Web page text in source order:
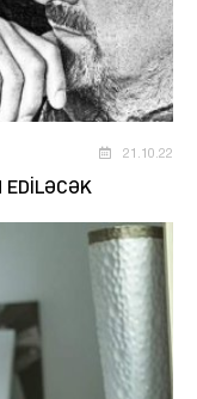
21.10.22
EDİLƏCƏK